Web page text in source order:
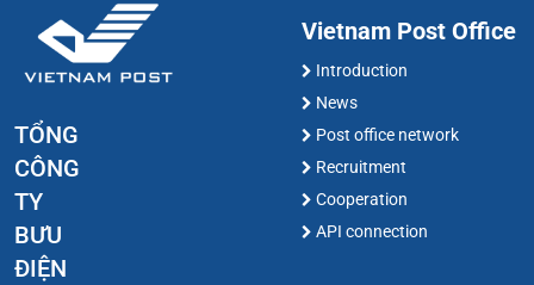
TỔNG
CÔNG
TY
BƯU
ĐIỆN
Vietnam Post Office
Introduction
News
Post office network
Recruitment
Cooperation
API connection